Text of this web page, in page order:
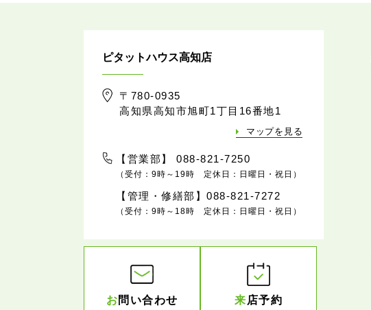
ピタットハウス高知店
〒780-0935
高知県高知市旭町1丁目16番地1
マップを見る
【営業部】 088-821-7250
（受付：9時～19時 定休日：日曜日・祝日）
【管理・修繕部】088-821-7272
（受付：9時～18時 定休日：日曜日・祝日）
お問い合わせ 来 店予約